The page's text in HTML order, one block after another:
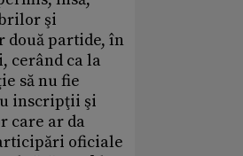
şi
două partide, în
cerând ca la
să nu fie
inscripţii şi
care ar da
oficiale